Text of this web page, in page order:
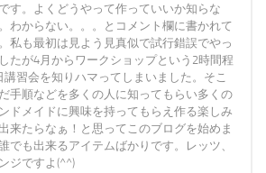
す。よくどうやって作っていいか知らな
わからない。。。とコメント欄に書かれて
私も最初は見よう見真似で試行錯誤でやっ
たが4月からワークショップという2時間程
講習会を知りハマってしまいました。そこ
手順などを多くの人に知ってもらい多くの
ドメイドに興味を持ってもらえ作る楽しみ
来たらなぁ！と思ってこのブログを始めま
でも出来るアイテムばかりです。レッツ、
ジですよ(^^)